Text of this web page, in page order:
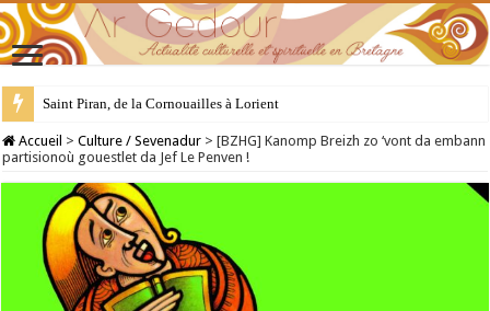
28 juillet : Saint Samson de Dol, père de la Bretagne chrétienne
Accueil > Culture / Sevenadur > [BZHG] Kanomp Breizh zo ‘vont da embann
partisionoù gouestlet da Jef Le Penven !